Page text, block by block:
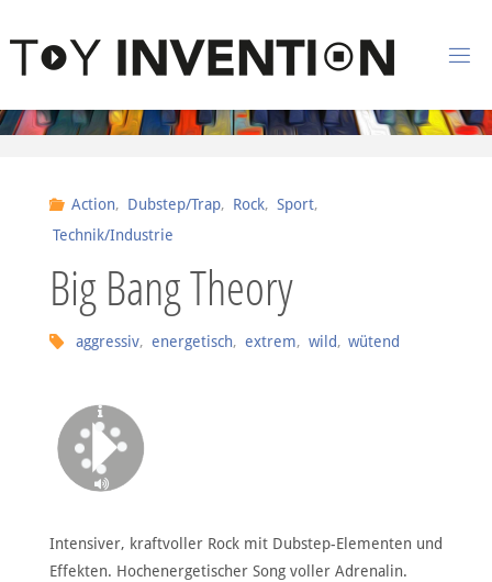
O
Y
Action, Dubstep/Trap, Rock, Sport,
Technik/Industrie
Big Bang Theory
aggressiv, energetisch, extrem, wild, wütend
Intensiver, kraftvoller Rock mit Dubstep-Elementen und
Effekten. Hochenergetischer Song voller Adrenalin.